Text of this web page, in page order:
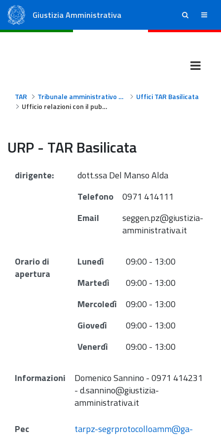
Giustizia Amministrativa ricerca menu
TAR Tribunale amministrativo regionale per la Basilicata
Uffici TAR Basilicata
Ufficio relazioni con il pubblico
URP - TAR Basilicata
dirigente:
dott.ssa Del Manso Alda
Telefono
0971 414111
Email
seggen.pz@giustizia-
amministrativa.it
Orario di
apertura
Lunedì
09:00 - 13:00
Martedì
09:00 - 13:00
Mercoledì
09:00 - 13:00
Giovedì
09:00 - 13:00
Venerdì
09:00 - 13:00
Informazioni
Domenico Sannino - 0971 414231
- d.sannino@giustizia-
amministrativa.it
Pec
tarpz-segrprotocolloamm@ga-